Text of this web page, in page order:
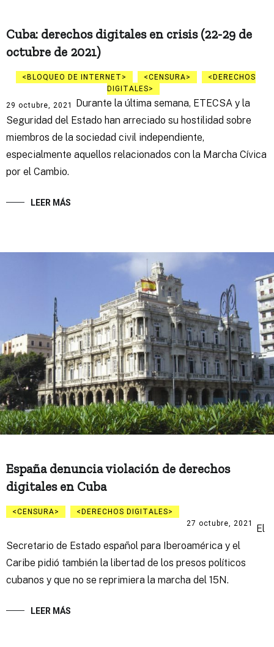
Cuba: derechos digitales en crisis (22-29 de
octubre de 2021)
BLOQUEO DE INTERNET CENSURA
DERECHOS
DIGITALES
29 octubre, 2021
Durante la última semana, ETECSA y la
Seguridad del Estado han arreciado su hostilidad sobre
miembros de la sociedad civil independiente,
especialmente aquellos relacionados con la Marcha Cívica
por el Cambio.
LEER MÁS
España denuncia violación de derechos
digitales en Cuba
CENSURA
DERECHOS DIGITALES
27 octubre, 2021
El
Secretario de Estado español para Iberoamérica y el
Caribe pidió también la libertad de los presos políticos
cubanos y que no se reprimiera la marcha del 15N.
LEER MÁS